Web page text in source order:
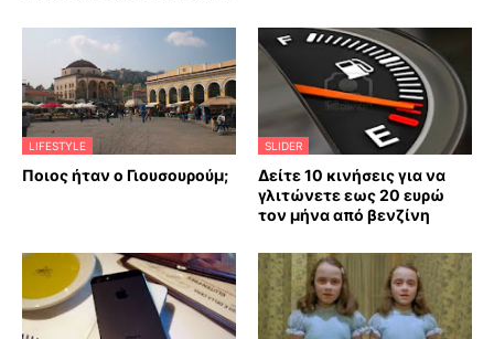
LIFESTYLE
Ποιος ήταν ο Γιουσουρούμ;
SLIDER
Δείτε 10 κινήσεις για να
γλιτώνετε εως 20 ευρώ
τον μήνα από βενζίνη